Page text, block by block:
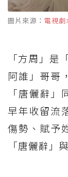
圖片來源： 電視
「方周」
阿誰」哥哥
「唐儷辭
早年收留流
傷勢、賦予
「唐儷辭」